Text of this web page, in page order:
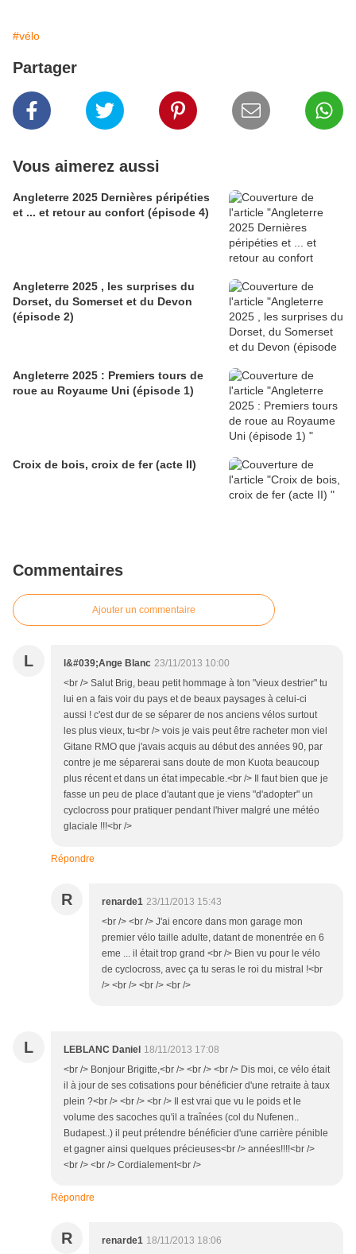
#vélo
Partager
Vous aimerez aussi
Angleterre 2025 Dernières péripéties
et ... et retour au confort (épisode 4)
Angleterre 2025 , les surprises du
Dorset, du Somerset et du Devon
(épisode 2)
Angleterre 2025 : Premiers tours de
roue au Royaume Uni (épisode 1)
Croix de bois, croix de fer (acte II)
Commentaires
Ajouter un commentaire
L l&#039;Ange Blanc 23/11/2013 10:00
<br /> Salut Brig, beau petit hommage à ton "vieux destrier" tu
lui en a fais voir du pays et de beaux paysages à celui-ci
aussi ! c'est dur de se séparer de nos anciens vélos surtout
les plus vieux, tu<br /> vois je vais peut être racheter mon viel
Gitane RMO que j'avais acquis au début des années 90, par
contre je me séparerai sans doute de mon Kuota beaucoup
plus récent et dans un état impecable.<br /> Il faut bien que je
fasse un peu de place d'autant que je viens "d'adopter" un
cyclocross pour pratiquer pendant l'hiver malgré une météo
glaciale !!!<br />
Répondre
R renarde1 23/11/2013 15:43
<br /> <br /> J'ai encore dans mon garage mon
premier vélo taille adulte, datant de monentrée en 6
eme ... il était trop grand <br /> Bien vu pour le vélo
de cyclocross, avec ça tu seras le roi du mistral !<br
/> <br /> <br /> <br />
L LEBLANC Daniel 18/11/2013 17:08
<br /> Bonjour Brigitte,<br /> <br /> <br /> Dis moi, ce vélo était
il à jour de ses cotisations pour bénéficier d'une retraite à taux
plein ?<br /> <br /> <br /> Il est vrai que vu le poids et le
volume des sacoches qu'il a traînées (col du Nufenen..
Budapest..) il peut prétendre bénéficier d'une carrière pénible
et gagner ainsi quelques précieuses<br /> années!!!!<br />
<br /> <br /> Cordialement<br />
Répondre
R renarde1 18/11/2013 18:06